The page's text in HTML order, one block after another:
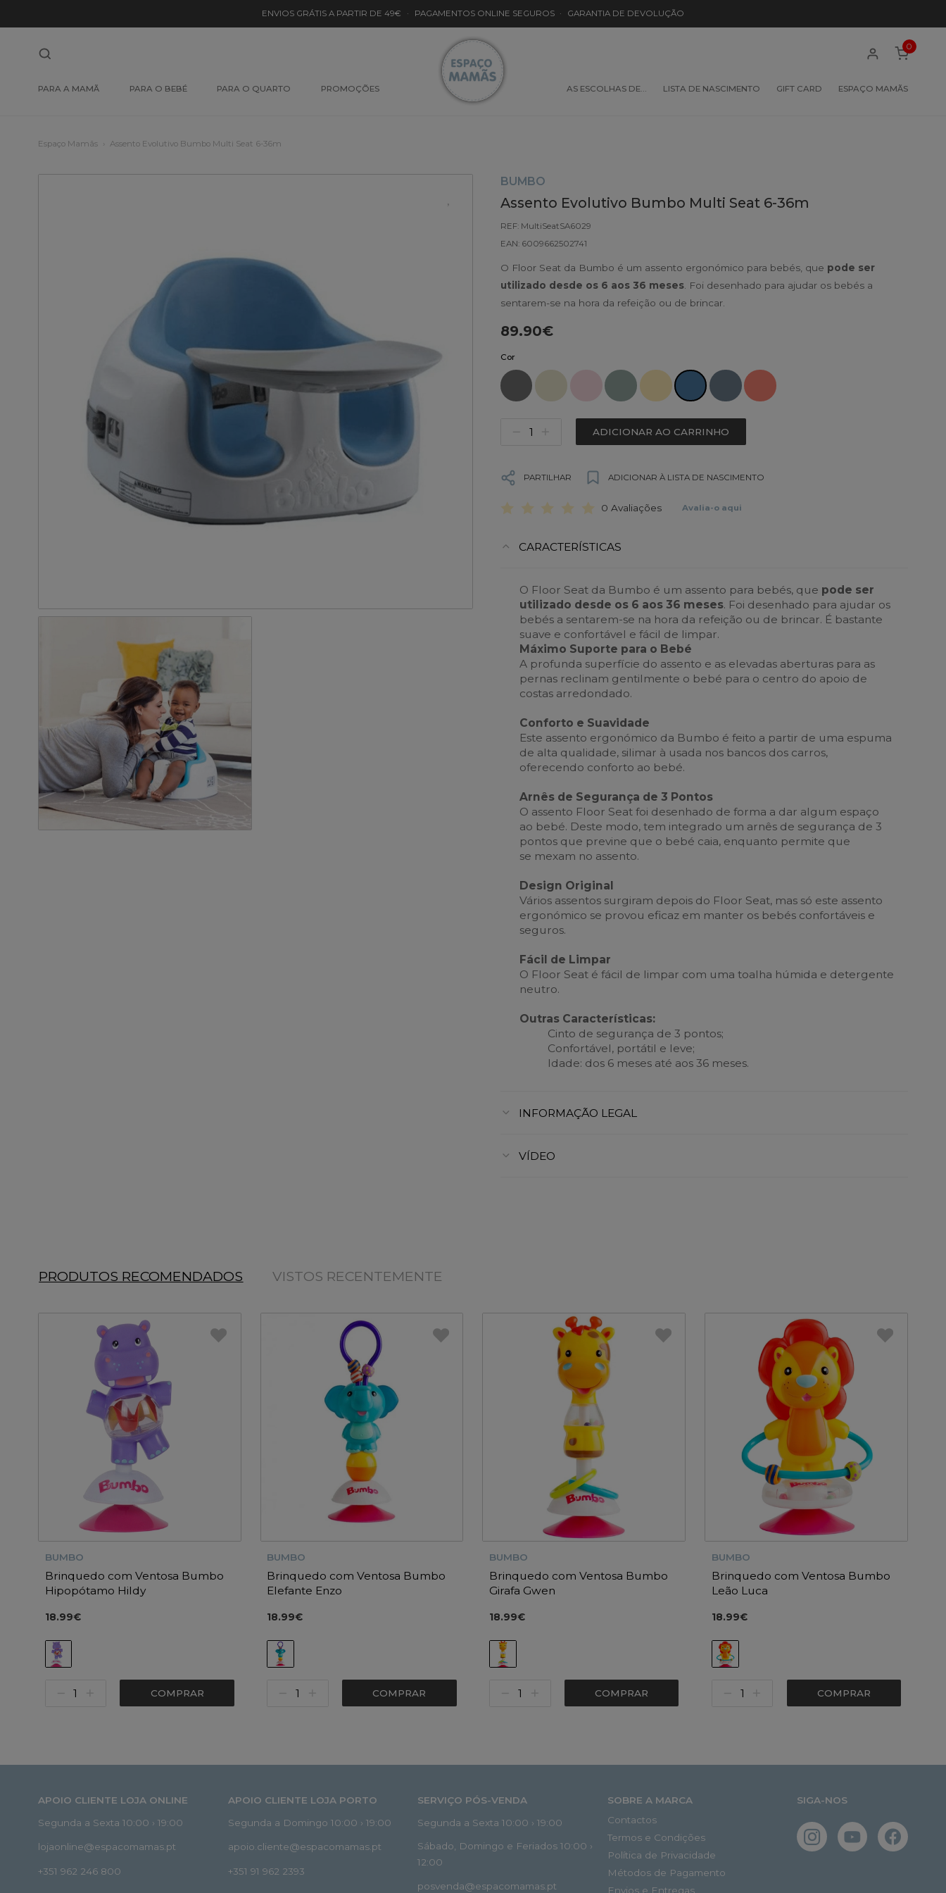
ENVIOS GRÁTIS A PARTIR DE 49€ · PAGAMENTOS ONLINE SEGUROS · GARANTIA DE DEVOLUÇÃO
PARA A MAMÃ PARA O BEBÉ PARA O QUARTO PROMOÇÕES AS ESCOLHAS DE… LISTA DE NASCIMENTO GIFT CARD ESPAÇO MAMÃS
0
Espaço Mamãs Assento Evolutivo Bumbo Multi Seat 6-36m
BUMBO
Assento Evolutivo Bumbo Multi Seat 6-36m
REF: MultiSeatSA6029
EAN: 6009662502741
O Floor Seat da Bumbo é um assento ergonómico para bebés, que pode ser
utilizado desde os 6 aos 36 meses. Foi desenhado para ajudar os bebés a
sentarem-se na hora da refeição ou de brincar.
89.90€
Cor
ADICIONAR AO CARRINHO
PARTILHAR ADICIONAR À LISTA DE NASCIMENTO
0 Avaliações Avalia-o aqui
CARACTERÍSTICAS
O Floor Seat da Bumbo é um assento para bebés, que pode ser
utilizado desde os 6 aos 36 meses. Foi desenhado para ajudar os
bebés a sentarem-se na hora da refeição ou de brincar. É bastante
suave e confortável e fácil de limpar.
Máximo Suporte para o Bebé
A profunda superfície do assento e as elevadas aberturas para as
pernas reclinam gentilmente o bebé para o centro do apoio de
costas arredondado.
Conforto e Suavidade
Este assento ergonómico da Bumbo é feito a partir de uma espuma
de alta qualidade, silimar à usada nos bancos dos carros,
oferecendo conforto ao bebé.
Arnês de Segurança de 3 Pontos
O assento Floor Seat foi desenhado de forma a dar algum espaço
ao bebé. Deste modo, tem integrado um arnês de segurança de 3
pontos que previne que o bebé caia, enquanto permite que
se mexam no assento.
Design Original
Vários assentos surgiram depois do Floor Seat, mas só este assento
ergonómico se provou eficaz em manter os bebés confortáveis e
seguros.
Fácil de Limpar
O Floor Seat é fácil de limpar com uma toalha húmida e detergente
neutro.
Outras Características:
Cinto de segurança de 3 pontos;
Confortável, portátil e leve;
Idade: dos 6 meses até aos 36 meses.
INFORMAÇÃO LEGAL
VÍDEO
PRODUTOS RECOMENDADOS VISTOS RECENTEMENTE
BUMBO
Brinquedo com Ventosa Bumbo
Hipopótamo Hildy
18.99€
COMPRAR
BUMBO
Brinquedo com Ventosa Bumbo
Elefante Enzo
18.99€
COMPRAR
BUMBO
Brinquedo com Ventosa Bumbo
Girafa Gwen
18.99€
COMPRAR
BUMBO
Brinquedo com Ventosa Bumbo
Leão Luca
18.99€
COMPRAR
APOIO CLIENTE LOJA ONLINE
Segunda a Sexta 10:00 › 19:00
lojaonline@espacomamas.pt
+351 962 246 800
APOIO CLIENTE LOJA PORTO
Segunda a Domingo 10:00 › 19:00
apoio.cliente@espacomamas.pt
+351 91 962 2393
SERVIÇO PÓS-VENDA
Segunda a Sexta 10:00 › 19:00
Sábado, Domingo e Feriados 10:00 ›
12:00
posvenda@espacomamas.pt
SOBRE A MARCA
Contactos
Termos e Condições
Política de Privacidade
Métodos de Pagamento
Envios e Entregas
SIGA-NOS